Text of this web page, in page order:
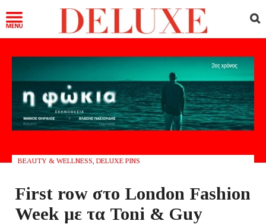
BEAUTY & WELLNESS DELUXE PINS
First row στο London Fashion
Week με τα Toni & Guy